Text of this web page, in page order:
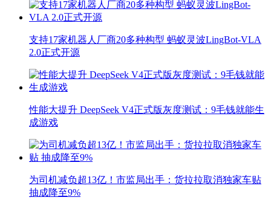
支持17家机器人厂商20多种构型 蚂蚁灵波LingBot-VLA
2.0正式开源
性能大提升 DeepSeek V4正式版灰度测试：9毛钱就能生
成游戏
为司机减负超13亿！市监局出手：货拉拉取消独家车贴
抽成降至9%